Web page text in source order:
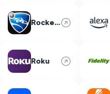
Rocket League
Roku